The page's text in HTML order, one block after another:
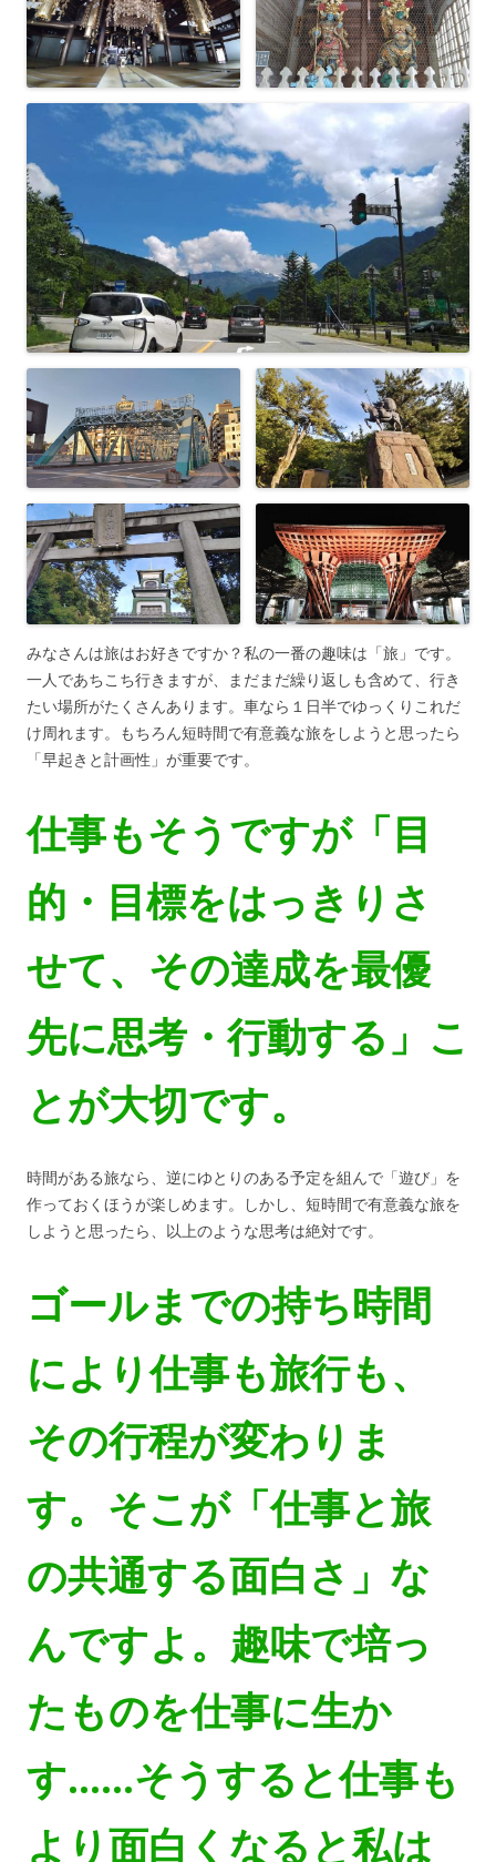
みなさんは旅はお好きですか？私の一番の趣味は「旅」です。
一人であちこち行きますが、まだまだ繰り返しも含めて、行き
たい場所がたくさんあります。車なら１日半でゆっくりこれだ
け周れます。もちろん短時間で有意義な旅をしようと思ったら
「早起きと計画性」が重要です。
仕事もそうですが「目
的・目標をはっきりさ
せて、その達成を最優
先に思考・行動する」こ
とが大切です。
時間がある旅なら、逆にゆとりのある予定を組んで「遊び」を
作っておくほうが楽しめます。しかし、短時間で有意義な旅を
しようと思ったら、以上のような思考は絶対です。
ゴールまでの持ち時間
により仕事も旅行も、
その行程が変わりま
す。そこが「仕事と旅
の共通する面白さ」な
んですよ。趣味で培っ
たものを仕事に生か
す……そうすると仕事も
より面白くなると私は